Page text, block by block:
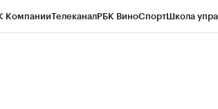
КомпанииТелеканалРБК ВиноСпортШкола